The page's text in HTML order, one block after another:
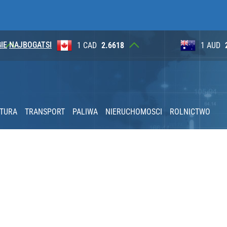
NAJBOGATSI 1 AUD 2.6265 100
TRANSPORT PALIWA NIERUCHOMOSCI ROLNICTWO